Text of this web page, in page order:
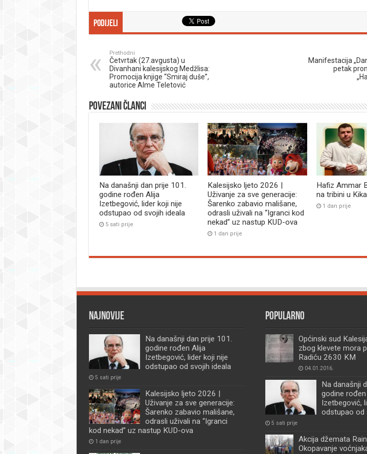
Podijeli
Prethodni
Četvrtak (27.avgusta) u
Divanhani kalesijskog Medžlisa:
Promocija knjige “Smiraj duše”,
autorice Alme Teletović
Manifestacija
petak
Povezani članci
Na današnji dan prije 101.
godine rođen Alija
Izetbegović, lider koji nije
odstupao od svojih ideala
5 sati prije
Kalesijsko ljeto 2026 |
Uživanje za sve generacije:
Šarenko zabavio mališane,
odrasli uživali na “Igranci kod
nekad” uz nastup KUD-ova
1 dan prije
Hafiz Ammar
na tribini u
1 dan prije
Najnovije
Na današnji dan prije 101.
godine rođen Alija
Izetbegović, lider koji nije
odstupao od svojih ideala
5 sati prije
Kalesijsko ljeto 2026 |
Uživanje za sve generacije:
Šarenko zabavio mališane,
odrasli uživali na “Igranci
kod nekad” uz nastup KUD-ova
1 dan prije
Popularno
Općinski sud
zbog klevete mora
Radiću 2630 KM
04.01.2016.
Na današnji
godine
Izetbegović,
odstupao od
5 sati prije
Akcija džemata
Okopavanje